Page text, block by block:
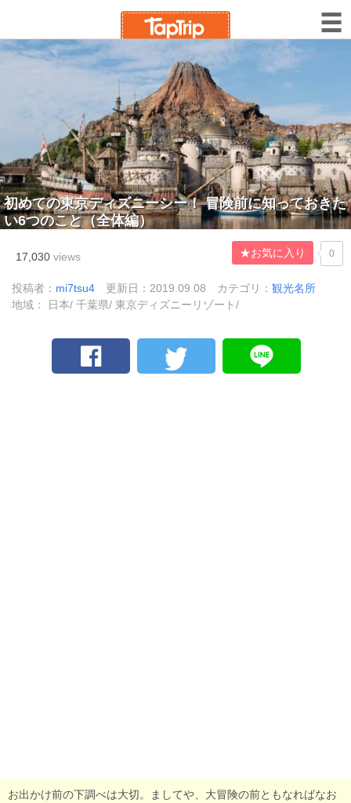
初めての東京ディズニーシー！ 冒険前に知っておきた
い6つのこと（全体編）
17,030 views ★お気に入り 0
投稿者： mi7tsu4 更新日：2019.09.08 カテゴリ： 観光名所
地域： 日本/ 千葉県/ 東京ディズニーリゾート/
お出かけ前の下調べは大切。ましてや、大冒険の前ともなればなお